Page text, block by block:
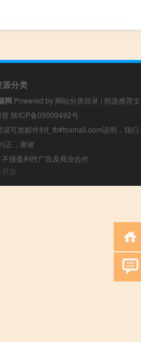
源分类
网 Powered by 网站分类目录 | 精选推荐文
陕ICP备05009492号
可发邮件到f_fb#foxmail.com说明，我们
正，谢谢
接盈利性广告及商业合作
男孩